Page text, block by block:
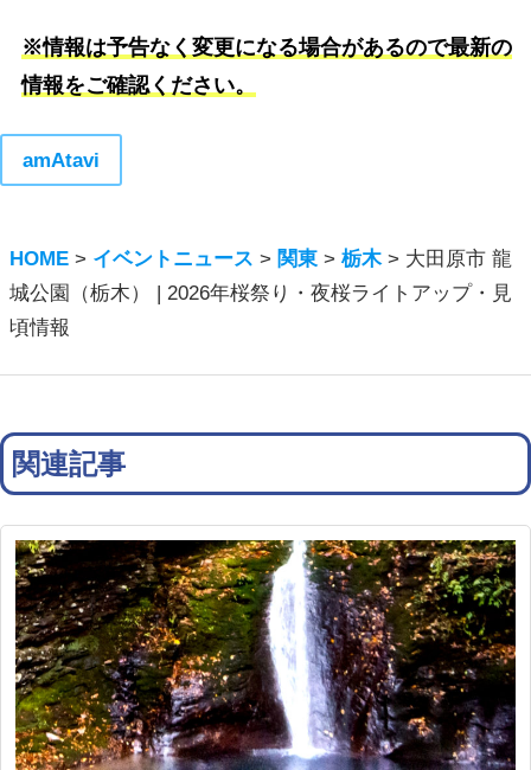
※情報は予告なく変更になる場合があるので最新の
情報をご確認ください。
amAtavi
HOME > イベントニュース > 関東 >栃木> 大田原市 龍
城公園（栃木） | 2026年桜祭り・夜桜ライトアップ・見
頃情報
関連記事